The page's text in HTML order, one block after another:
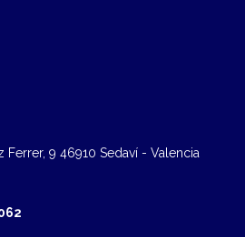
9 46910 Sedaví - Valencia